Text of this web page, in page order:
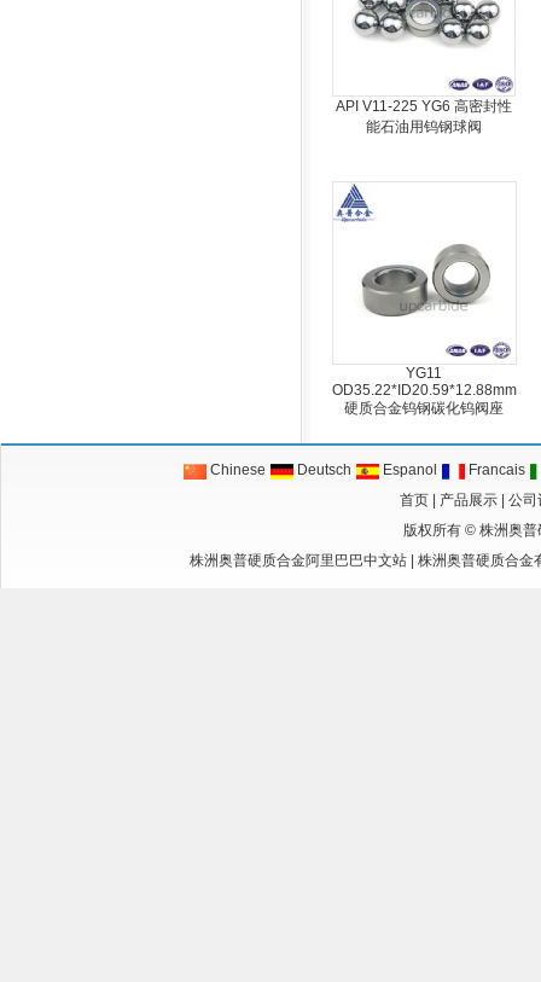
API V11-225 YG6 高密封性
能石油用钨钢球阀
YG11
OD35.22*ID20.59*12.88mm
硬质合金钨钢碳化钨阀座
Chinese Deutsch Espanol
Francais
首页
产品展示
公司
版权所有 © 株洲奥普
株洲奥普硬质合金阿里巴巴中文站| 株洲奥普硬质合金